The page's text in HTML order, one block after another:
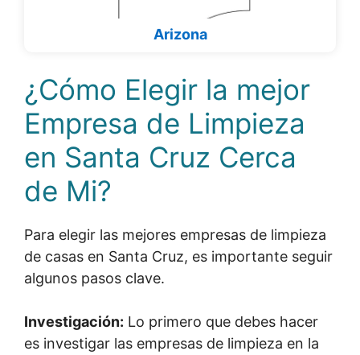
Arizona
¿Cómo Elegir la mejor
Empresa de Limpieza
en Santa Cruz Cerca
de Mi?
Para elegir las mejores empresas de limpieza
de casas en Santa Cruz, es importante seguir
algunos pasos clave.
Investigación: Lo primero que debes hacer
es investigar las empresas de limpieza en la